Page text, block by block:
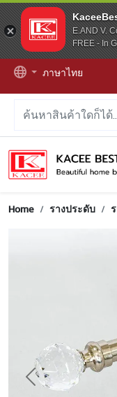
E.AND V.
FREE - In
ภาษาไทย
Home รางประดับ
Previous